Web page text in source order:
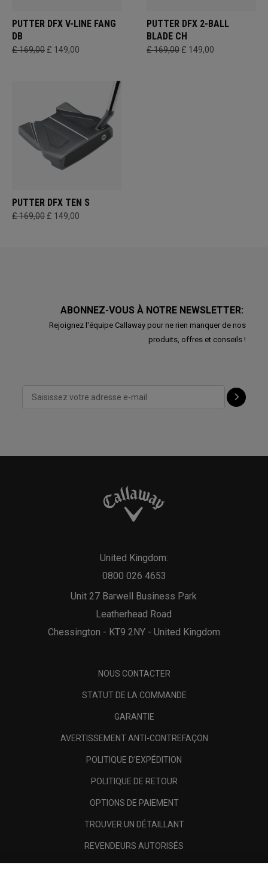
PUTTER DFX V-LINE FANG
DB
£ 169,00 £ 149,00
PUTTER DFX 2-BALL
BLADE CH
£ 169,00 £ 149,00
PUTTER DFX TEN S
£ 169,00 £ 149,00
ABONNEZ-VOUS À NOTRE NEWSLETTER:
Rejoignez l'équipe Callaway pour ne rien manquer de nos
produits, offres et conseils !
Unit 27 Barwell Business Park
Leatherhead Road
Chessington - KT9 2NY - United Kingdom
United Kingdom:
0800 026 4653
NOUS CONTACTER
STATUT DE LA COMMANDE
GARANTIE
AVERTISSEMENT ANTI-CONTREFAÇON
POLITIQUE D'EXPÉDITION
POLITIQUE DE RETOUR
OPTIONS DE PAIEMENT
TROUVER UN DÉTAILLANT
REVENDEURS AUTORISÉS